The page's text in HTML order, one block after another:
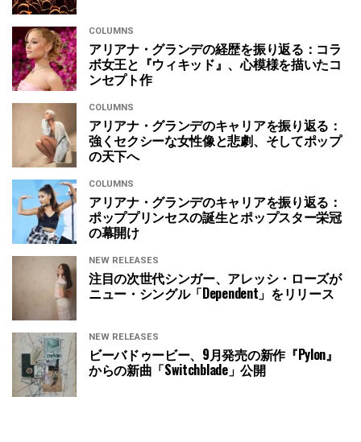
COLUMNS
アリアナ・グランデの経歴を振り返る：コラ
ボ女王と『ウィキッド』、心模様を描いたコ
ンセプト作
COLUMNS
アリアナ・グランデのキャリアを振り返る：
強くセクシーな女性像と悲劇、そしてポップ
の天下へ
COLUMNS
アリアナ・グランデのキャリアを振り返る：
ポッププリンセスの誕生とポップスター栄冠
の幕開け
NEW RELEASES
注目の次世代シンガー、アレッシ・ローズが
ニュー・シングル「Dependent」をリリース
NEW RELEASES
ビーバドゥービー、9月発売の新作『Pylon』
からの新曲「Switchblade」公開